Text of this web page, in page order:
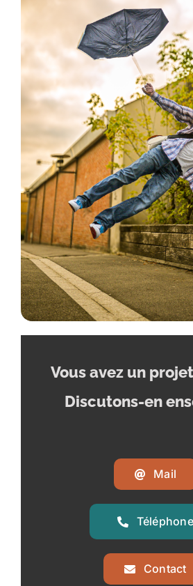
Vous avez un
Discutons-en
Mail
Téléphone
Contact